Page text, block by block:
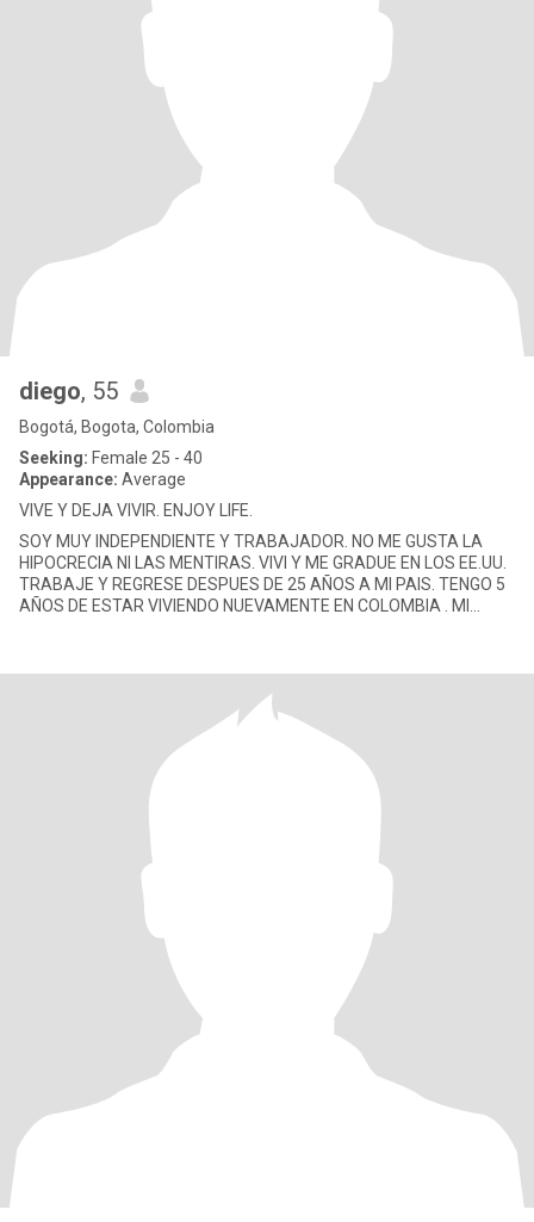
diego, 55
Bogotá, Bogota, Colombia
Seeking: Female 25 - 40
Appearance: Average
VIVE Y DEJA VIVIR. ENJOY LIFE.
SOY MUY INDEPENDIENTE Y TRABAJADOR. NO ME GUSTA LA
HIPOCRECIA NI LAS MENTIRAS. VIVI Y ME GRADUE EN LOS EE.UU.
TRABAJE Y REGRESE DESPUES DE 25 AÑOS A MI PAIS. TENGO 5
AÑOS DE ESTAR VIVIENDO NUEVAMENTE EN COLOMBIA . MI